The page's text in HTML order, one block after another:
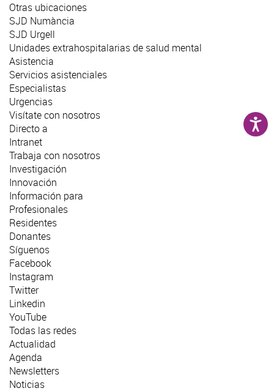
Otras ubicaciones
SJD Numància
SJD Urgell
Unidades extrahospitalarias de salud mental
Asistencia
Servicios asistenciales
Especialistas
Urgencias
Visítate con nosotros
Directo a
Intranet
Trabaja con nosotros
Investigación
Innovación
Información para
Profesionales
Residentes
Donantes
Síguenos
Facebook
Instagram
Twitter
Linkedin
YouTube
Todas las redes
Actualidad
Agenda
Newsletters
Noticias